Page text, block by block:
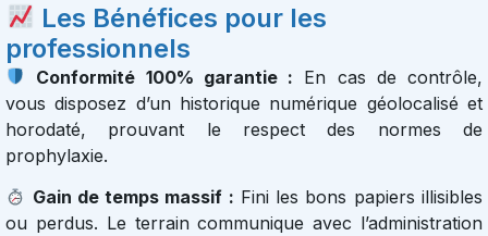
Les Bénéfices pour les
professionnels
Conformité 100% garantie : En cas de contrôle,
vous disposez d’un historique numérique géolocalisé et
horodaté, prouvant le respect des normes de
prophylaxie.
Gain de temps massif : Fini les bons papiers illisibles
ou perdus. Le terrain communique avec l’administration